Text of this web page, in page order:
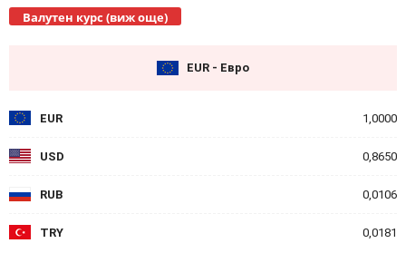
Валутен курс (виж още)
EUR - Евро
EUR 1,0000
USD 0,8650
RUB 0,0106
TRY 0,0181